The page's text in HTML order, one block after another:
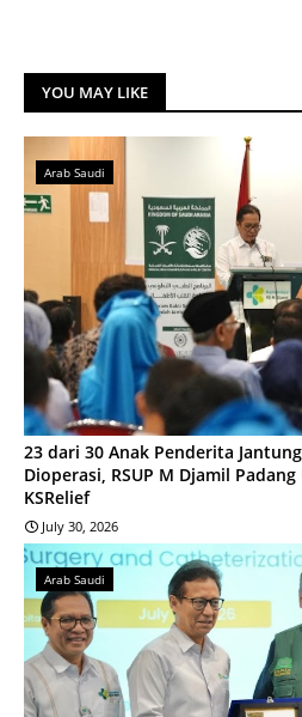
YOU MAY LIKE
Arab Saudi
23 dari 30 Anak Penderita
Dioperasi, RSUP M Djamil
KSRelief
July 30, 2026
Arab Saudi